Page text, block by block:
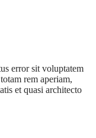
error sit voluptatem
rem aperiam,
et quasi architecto